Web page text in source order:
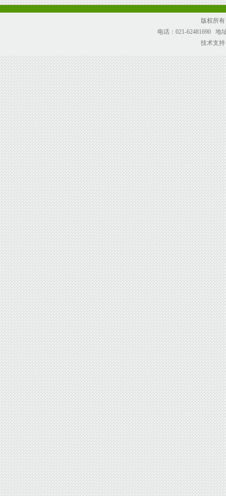
版权所
电话：021-62481690 地
技术支